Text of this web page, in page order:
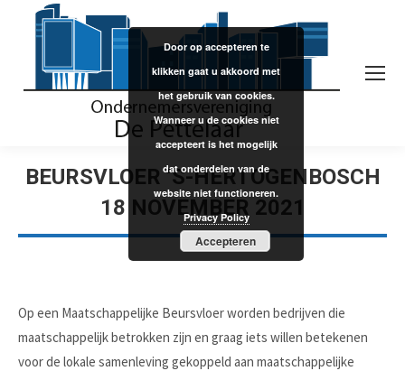
BEURSVLOER ‘S-HERTOGENBOSCH
18 NOVEMBER 2021
Op een Maatschappelijke Beursvloer worden bedrijven die
maatschappelijk betrokken zijn en graag iets willen betekenen
voor de lokale samenleving gekoppeld aan maatschappelijke
Door op accepteren te
klikken gaat u akkoord met
het gebruik van cookies.
Wanneer u de cookies niet
accepteert is het mogelijk
dat onderdelen van de
website niet functioneren.
Privacy Policy
Accepteren